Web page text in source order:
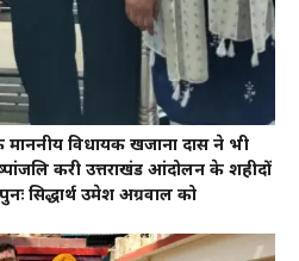
माननीय विधायक खजाना दास ने भी
करी उत्तराखंड आंदोलन के शहीदों
सिद्धार्थ उमेश अग्रवाल को